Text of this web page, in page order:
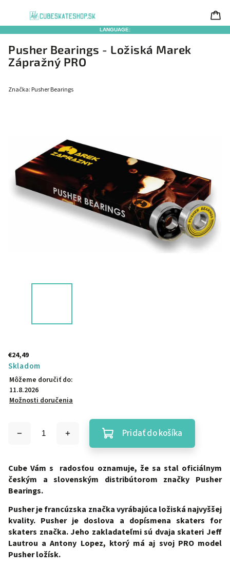
LANGUAGE:
Pusher Bearings - Ložiská Marek
Zápražný PRO
Značka: Pusher Bearings
€24,49
Skladom
Môžeme doručiť do:
11.8.2026
Možnosti doručenia
Pridať do košíka
Cube Vám s radosťou oznamuje, že sa stal oficiálnym
českým a slovenským distribútorom značky Pusher
Bearings.
Pusher je francúzska značka vyrábajúca ložiská najvyššej
kvality. Pusher je doslova a dopísmena skaters for
skaters značka. Jeho zakladateľmi sú dvaja skateri Jeff
Lautrou a Antony Lopez, ktorý má aj svoj PRO model
Pusher ložísk.